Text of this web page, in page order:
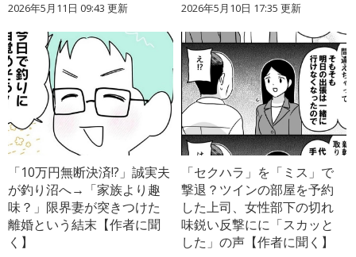
2026年5月11日 09:43 更新 2026年5月10日 17:35 更新
「10万円無断決済!?」誠実夫
が釣り沼へ→「家族より趣
味？」限界妻が突きつけた
離婚という結末【作者に聞
く】
「セクハラ」を「ミス」で
撃退？ツインの部屋を予約
した上司、女性部下の切れ
味鋭い反撃にに「スカッと
した」の声【作者に聞く】